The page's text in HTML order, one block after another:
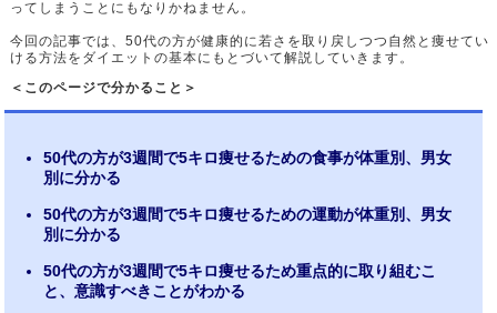
ってしまうことにもなりかねません。
今回の記事では、50代の方が健康的に若さを取り戻しつつ自然と痩せてい
ける方法をダイエットの基本にもとづいて解説していきます。
＜このページで分かること＞
50代の方が3週間で5キロ痩せるための食事が体重別、男女
別に分かる
50代の方が3週間で5キロ痩せるための運動が体重別、男女
別に分かる
50代の方が3週間で5キロ痩せるため重点的に取り組むこ
と、意識すべきことがわかる